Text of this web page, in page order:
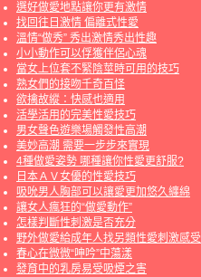
選好做愛地點讓你更有激情
找回往日激情 偏離式性愛
溫情“做秀” 秀出激情秀出性趣
小小動作可以俘獲伴侶心魂
當女上位套不緊陰莖時可用的技巧
熟女們的接吻千奇百怪
欲擒故縱：快感也適用
活學活用的完美性愛技巧
男女聲色遊樂場觸發性高潮
美妙高潮 需要一步步來實現
4種做愛姿勢 哪種讓你性愛更舒服?
日本ＡＶ女優的性愛技巧
吸吮男人胸部可以讓愛更加悠久纏綿
讓女人瘋狂的“做愛動作”
怎樣判斷性刺激是否充分
野外做愛給成年人找另類性愛刺激感受
春心在微微“呻吟”中蕩漾
發育中的乳房易受吸煙之害